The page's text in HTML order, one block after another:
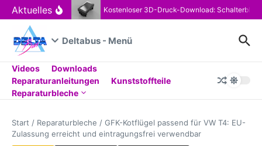
Zum Inhalt springen
Aktuelles Kostenloser 3D-Druck-Download:
Deltabus - Menü
Videos
Downloads
Reparaturanleitungen
Kunststoffteile
Reparaturbleche
Start / Reparaturbleche / GFK-Kotflügel passend für VW T4: EU-
Zulassung erreicht und eintragungsfrei verwendbar